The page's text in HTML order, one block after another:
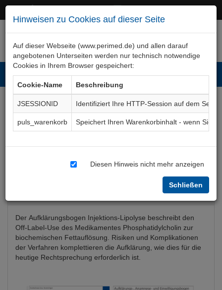
Hinweisen zu Cookies auf dieser Seite
Auf dieser Webseite (www.perimed.de) und allen darauf
angebotenen Unterseiten werden nur technisch notwendige
Cookies in Ihrem Browser gespeichert:
Cookie-Name
Beschreibung
JSESSIONID
Identifiziert Ihre HTTP-Session auf dem Server
puls_warenkorb
Speichert Ihren Warenkorbinhalt - wenn Sie
Diesen Hinweis nicht mehr anzeigen
Schließen
Injektions-Lipolyse „Fett-
weg-Spritze“
DeOp017De
Der Aufklärungsbogen Injektions-Lipolyse beschreibt den
Off-Label-Use des Medikamentes Phosphatidylcholin zur
biochemischen Fettauflösung. Risiken und Komplikationen
der Verfahren komplettieren die Aufklärung, wie dies für die
heutige Rechtsprechung erforderlich ist.